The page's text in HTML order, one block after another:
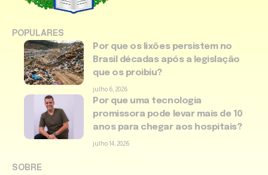
POPULARES
Por que os lixões persistem no
Brasil décadas após a legislação
que os proibiu?
julho 6, 2026
Por que uma tecnologia
promissora pode levar mais de 10
anos para chegar aos hospitais?
julho 14, 2026
SOBRE